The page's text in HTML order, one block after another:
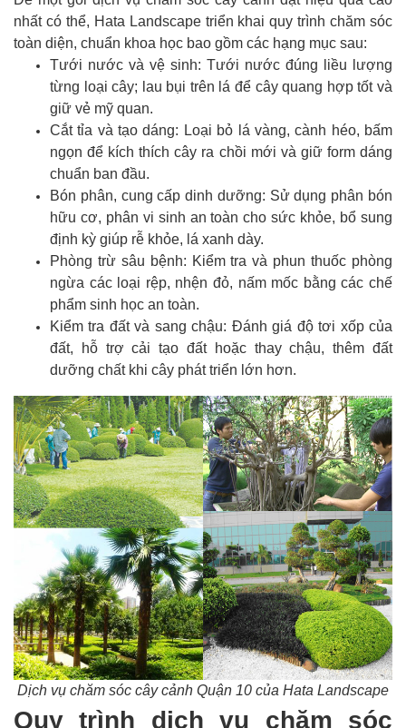
nhất có thể, Hata Landscape triển khai quy trình chăm sóc
toàn diện, chuẩn khoa học bao gồm các hạng mục sau:
Tưới nước và vệ sinh: Tưới nước đúng liều lượng
từng loại cây; lau bụi trên lá để cây quang hợp tốt và
giữ vẻ mỹ quan.
Cắt tỉa và tạo dáng: Loại bỏ lá vàng, cành héo, bấm
ngọn để kích thích cây ra chồi mới và giữ form dáng
chuẩn ban đầu.
Bón phân, cung cấp dinh dưỡng: Sử dụng phân bón
hữu cơ, phân vi sinh an toàn cho sức khỏe, bổ sung
định kỳ giúp rễ khỏe, lá xanh dày.
Phòng trừ sâu bệnh: Kiểm tra và phun thuốc phòng
ngừa các loại rệp, nhện đỏ, nấm mốc bằng các chế
phẩm sinh học an toàn.
Kiểm tra đất và sang chậu: Đánh giá độ tơi xốp của
đất, hỗ trợ cải tạo đất hoặc thay chậu, thêm đất
dưỡng chất khi cây phát triển lớn hơn.
Dịch vụ chăm sóc cây cảnh Quận 10 của Hata Landscape
Quy trình dịch vụ chăm sóc